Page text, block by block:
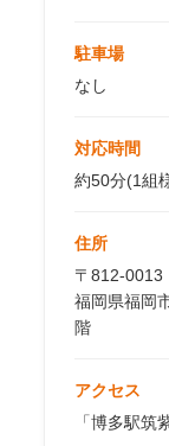
駐車場
なし
対応時間
約50分(1組
住所
〒812-0013
福岡県福岡
階
アクセス
「博多駅筑